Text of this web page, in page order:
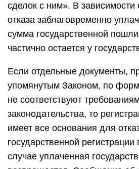
сделок с ним». В зависимости
отказа заблаговременно
сумма государственной
частично остается у
Если отдельные документы,
упомянутым Законом, по
не соответствуют
законодательства, то
имеет все основания для
государственной
случае уплаченная